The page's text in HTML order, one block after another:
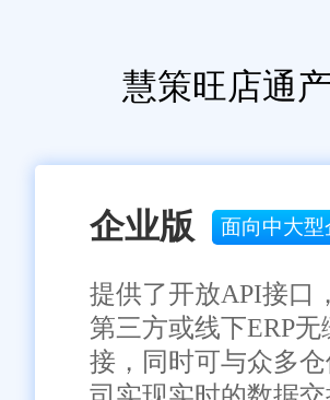
慧策旺店通
企业版 面向中大型
提供了开放API接口
第三方或线下ERP无
接，同时可与众多